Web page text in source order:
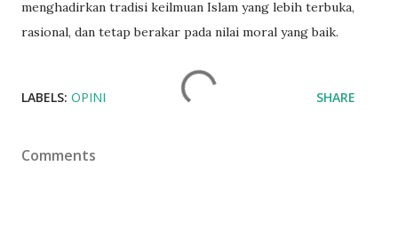
menghadirkan tradisi keilmuan Islam yang lebih terbuka,
rasional, dan tetap berakar pada nilai moral yang baik.
LABELS: OPINI SHARE
Comments